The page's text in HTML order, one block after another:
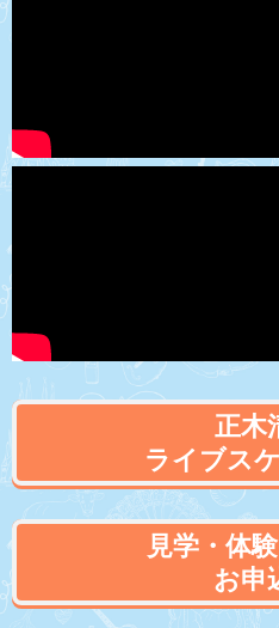
正木
ライブス
見学・体
お申